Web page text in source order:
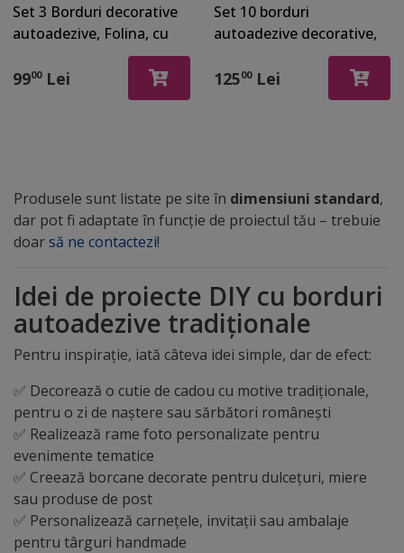
Set 3 Borduri decorative
autoadezive, Folina, cu
motive tradiţionale
româneşti albastre, role
9900Lei
Set 10 borduri
autoadezive decorative,
cu motive tradiţionale
româneşti, Folina08 ,
12500Lei
Produsele sunt listate pe site în dimensiuni standard,
dar pot fi adaptate în funcție de proiectul tău – trebuie
doarsă ne contactezi!
Idei de proiecte DIY cu borduri
autoadezive tradiționale
Pentru inspirație, iată câteva idei simple, dar de efect:
✅ Decorează o cutie de cadou cu motive tradiționale,
pentru o zi de naștere sau sărbători românești
✅ Realizează rame foto personalizate pentru
evenimente tematice
✅ Creează borcane decorate pentru dulcețuri, miere
sau produse de post
✅ Personalizează carnețele, invitații sau ambalaje
pentru târguri handmade